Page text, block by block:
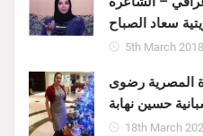
سعاد الصباح
5th March 2018
المصرية رضوى
حسين نهابة
18th March